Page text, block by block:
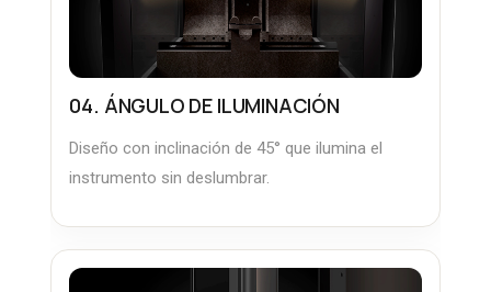
04. ÁNGULO DE ILUMINACIÓN
Diseño con inclinación de 45° que ilumina el
instrumento sin deslumbrar.